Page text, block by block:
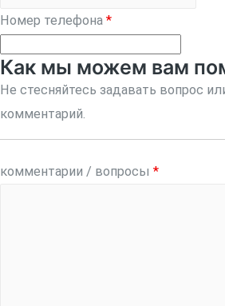
Номер телефона *
Как мы можем вам
Не стесняйтесь задавать вопрос
комментарий.
комментарии / вопросы *